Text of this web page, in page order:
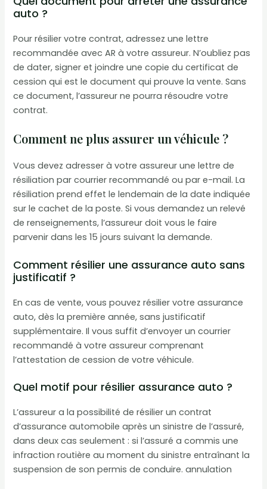
auto ?
Pour résilier votre contrat, adressez une lettre
recommandée avec AR à votre assureur. N’oubliez pas
de dater, signer et joindre une copie du certificat de
cession qui est le document qui prouve la vente. Sans
ce document, l’assureur ne pourra résoudre votre
contrat.
Comment ne plus assurer un véhicule ?
Vous devez adresser à votre assureur une lettre de
résiliation par courrier recommandé ou par e-mail. La
résiliation prend effet le lendemain de la date indiquée
sur le cachet de la poste. Si vous demandez un relevé
de renseignements, l’assureur doit vous le faire
parvenir dans les 15 jours suivant la demande.
Comment résilier une assurance auto sans
justificatif ?
En cas de vente, vous pouvez résilier votre assurance
auto, dès la première année, sans justificatif
supplémentaire. Il vous suffit d’envoyer un courrier
recommandé à votre assureur comprenant
l’attestation de cession de votre véhicule.
Quel motif pour résilier assurance auto ?
L’assureur a la possibilité de résilier un contrat
d’assurance automobile après un sinistre de l’assuré,
dans deux cas seulement : si l’assuré a commis une
infraction routière au moment du sinistre entraînant la
suspension de son permis de conduire. annulation